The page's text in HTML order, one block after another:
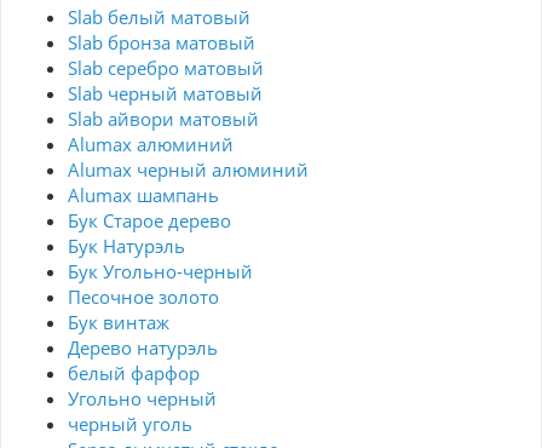
Slab белый матовый
Slab бронза матовый
Slab серебро матовый
Slab черный матовый
Slab айвори матовый
Alumax алюминий
Alumax черный алюминий
Alumax шампань
Бук Старое дерево
Бук Натурэль
Бук Угольно-черный
Песочное золото
Бук винтаж
Дерево натурэль
белый фарфор
Угольно черный
черный уголь